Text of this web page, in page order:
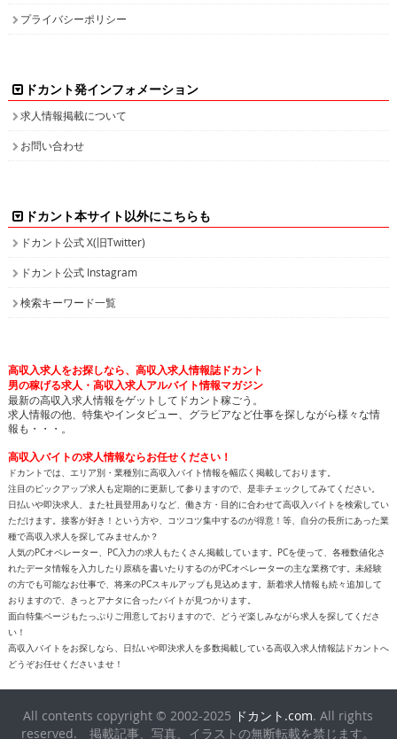
プライバシーポリシー
ドカント発インフォメーション
求人情報掲載について
お問い合わせ
ドカント本サイト以外にこちらも
ドカント公式 X(旧Twitter)
ドカント公式 Instagram
検索キーワード一覧
高収入求人をお探しなら、高収入求人情報誌ドカント
男の稼げる求人・高収入求人アルバイト情報マガジン
最新の高収入求人情報をゲットしてドカント稼ごう。
求人情報の他、特集やインタビュー、グラビアなど仕事を探しながら様々な情
報も・・・。
高収入バイトの求人情報ならお任せください！
ドカントでは、エリア別・業種別に高収入バイト情報を幅広く掲載しております。
注目のピックアップ求人も定期的に更新して参りますので、是非チェックしてみてください。
日払いや即決求人、また社員登用ありなど、働き方・目的に合わせて高収入バイトを検索してい
ただけます。接客が好き！という方や、コツコツ集中するのが得意！等、自分の長所にあった業
種で高収入求人を探してみませんか？
人気のPCオペレーター、PC入力の求人もたくさん掲載しています。PCを使って、各種数値化さ
れたデータ情報を入力したり原稿を書いたりするのがPCオペレーターの主な業務です。未経験
の方でも可能なお仕事で、将来のPCスキルアップも見込めます。新着求人情報も続々追加して
おりますので、きっとアナタに合ったバイトが見つかります。
面白特集ページもたっぷりご用意しておりますので、どうぞ楽しみながら求人を探してくださ
い！
高収入バイトをお探しなら、日払いや即決求人を多数掲載している高収入求人情報誌ドカントへ
どうぞお任せくださいませ！
All contents copyright © 2002-2025 ドカント.com. All rights
reserved. 掲載記事、写真、イラストの無断転載を禁じます。